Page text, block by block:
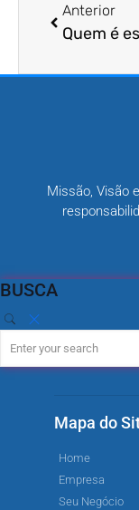
Anterior
Missão, Visão
BUSCA
Mapa do
Home
Empresa
Seu Negócio